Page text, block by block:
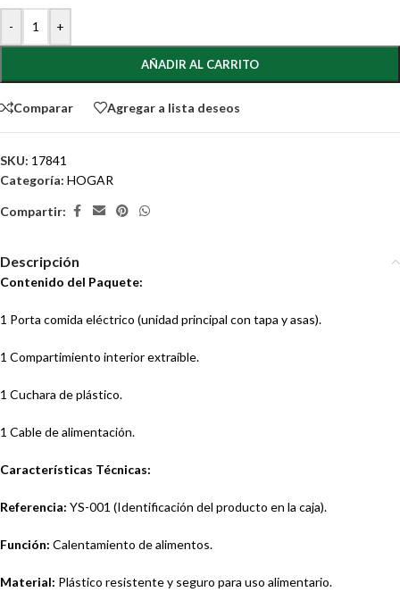
- +
AÑADIR AL CARRITO
Comparar Agregar a lista deseos
SKU: 17841
Categoría: HOGAR
Compartir:
Descripción
Contenido del Paquete:
1 Porta comida eléctrico (unidad principal con tapa y asas).
1 Compartimiento interior extraíble.
1 Cuchara de plástico.
1 Cable de alimentación.
Características Técnicas:
Referencia: YS-001 (Identificación del producto en la caja).
Función: Calentamiento de alimentos.
Material: Plástico resistente y seguro para uso alimentario.